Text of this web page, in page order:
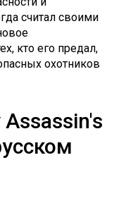
считал своими
кто его предал,
охотников
Assassin's